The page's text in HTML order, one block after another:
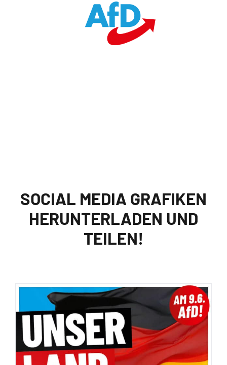
SOCIAL MEDIA GRAFIKEN
HERUNTERLADEN UND
TEILEN!